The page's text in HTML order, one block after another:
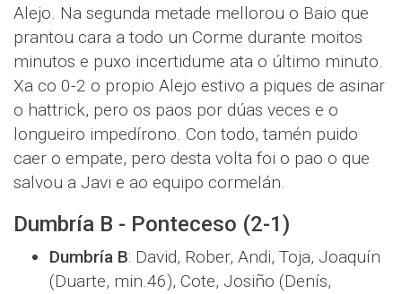
Alejo. Na segunda metade mellorou o Baio que
prantou cara a todo un Corme durante moitos
minutos e puxo incertidume ata o último minuto.
Xa co 0-2 o propio Alejo estivo a piques de asinar
o hattrick, pero os paos por dúas veces e o
longueiro impedírono. Con todo, tamén puido
caer o empate, pero desta volta foi o pao o que
salvou a Javi e ao equipo cormelán.
Dumbría B - Ponteceso (2-1)
Dumbría B: David, Rober, Andi, Toja, Joaquín
(Duarte, min.46), Cote, Josiño (Denís,